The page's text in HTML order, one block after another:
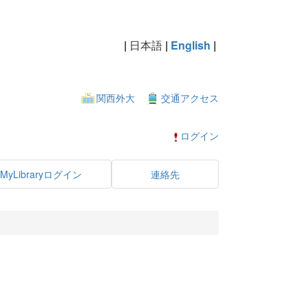
| 日本語 | English |
関西外大 交通アクセス
ログイン
MyLibraryログイン 連絡先